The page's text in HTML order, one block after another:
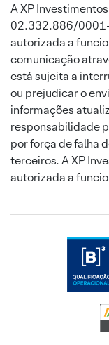
A XP
02.332.886/
autorizada a
comunicação
está sujeita a
ou prejudicar o
informações
responsabilidade
por força de falha
terceiros. A XP
autorizada a